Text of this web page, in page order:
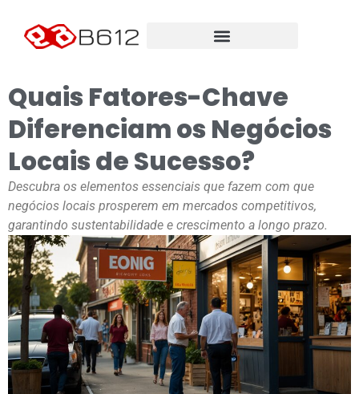
Quais Fatores-Chave
Diferenciam os Negócios
Locais de Sucesso?
Descubra os elementos essenciais que fazem com que
negócios locais prosperem em mercados competitivos,
garantindo sustentabilidade e crescimento a longo prazo.